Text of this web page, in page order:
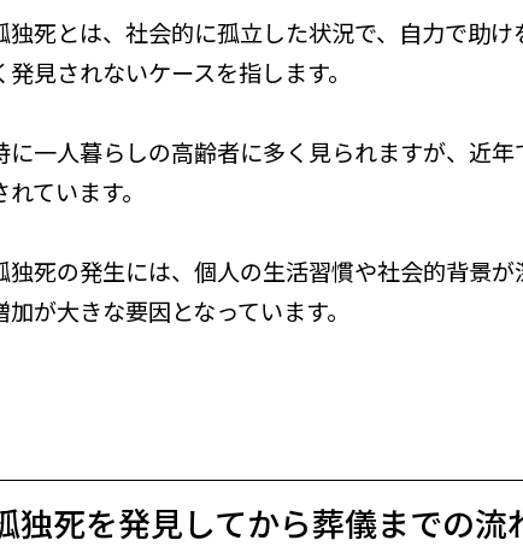
独死とは、社会的に孤立した状況で、自力で助
発見されないケースを指します。
に一人暮らしの高齢者に多く見られますが、近
れています。
独死の発生には、個人の生活習慣や社会的背景
加が大きな要因となっています。
独死を発見してから葬儀までの流